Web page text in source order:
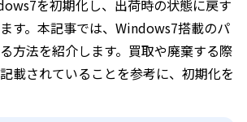
を初期化し、出荷時の状態に戻す
す。本記事では、Windows7搭載のパ
方法を紹介します。買取や廃棄する際
載されていることを参考に、初期化を